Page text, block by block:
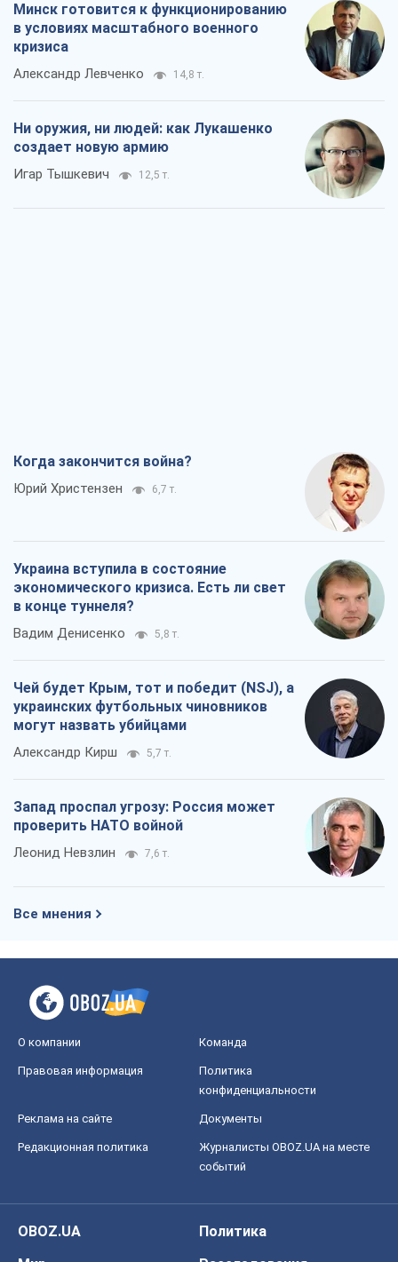
Минск готовится к функционированию
в условиях масштабного военного
кризиса
Александр Левченко 14,8 т.
Ни оружия, ни людей: как Лукашенко
создает новую армию
Игар Тышкевич 12,5 т.
Когда закончится война?
Юрий Христензен 6,7 т.
Украина вступила в состояние
экономического кризиса. Есть ли свет
в конце туннеля?
Вадим Денисенко 5,8 т.
Чей будет Крым, тот и победит (NSJ), а
украинских футбольных чиновников
могут назвать убийцами
Александр Кирш 5,7 т.
Запад проспал угрозу: Россия может
проверить НАТО войной
Леонид Невзлин 7,6 т.
Все мнения
О компании Команда
Правовая информация
Политика
конфиденциальности
Реклама на сайте Документы
Редакционная политика
Журналисты OBOZ.UA на месте
событий
OBOZ.UA
Политика